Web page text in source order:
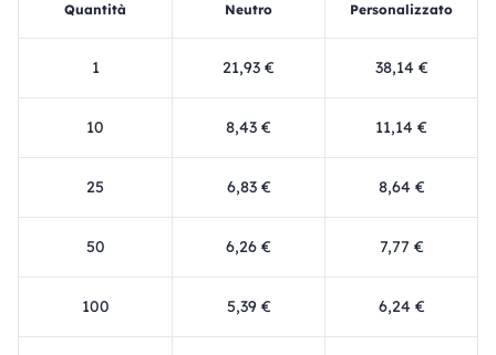
Quantità Neutro Personalizzato
1 21,93 € 38,14 €
10 8,43 € 11,14 €
25 6,83 € 8,64 €
50 6,26 € 7,77 €
100 5,39 € 6,24 €